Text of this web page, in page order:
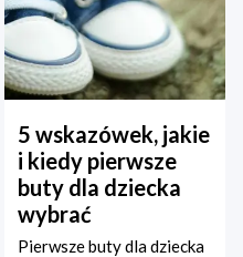
5 wskazówek, jakie
i kiedy pierwsze
buty dla dziecka
wybrać
Pierwsze buty dla dziecka